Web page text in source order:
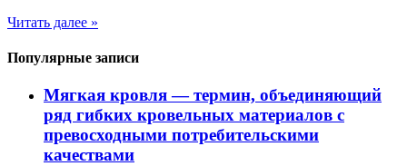
Читать далее »
Популярные записи
Мягкая кровля — термин, объединяющий
ряд гибких кровельных материалов с
превосходными потребительскими
качествами